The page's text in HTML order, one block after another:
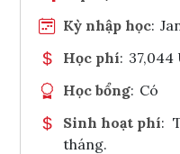
Kỳ nhập học:
Học phí: 37,044
Học bổng: Có
Sinh hoạt phí:
tháng.